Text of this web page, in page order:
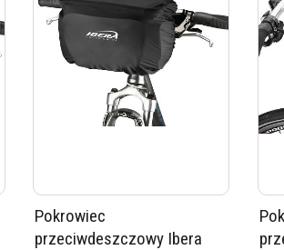
Pokrowiec
przeciwdeszczowy Ibera